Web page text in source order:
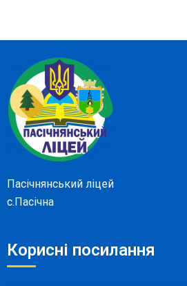
Пасічнянський ліцей
с.Пасічна
Корисні посилання